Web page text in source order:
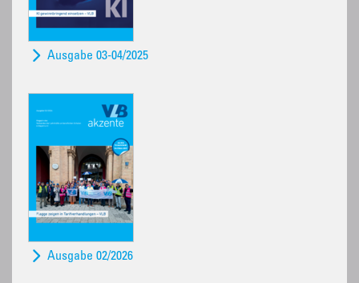
Ausgabe 03-04/2025
Ausgabe 02/2026